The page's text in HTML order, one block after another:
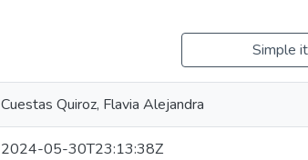
Simple
Cuestas Quiroz, Flavia Alejandra
2024-05-30T23:13:38Z